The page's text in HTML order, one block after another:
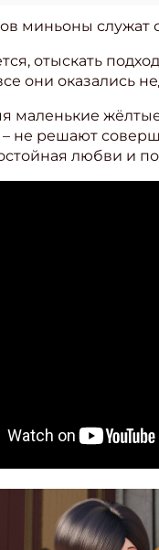
миньоны служат
отыскать
они оказались
маленькие
не решают
любви и